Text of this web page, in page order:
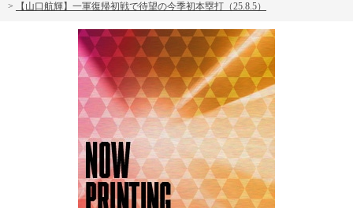
>
【山口航輝】一軍復帰初戦で待望の今季初本塁打（25.8.5）